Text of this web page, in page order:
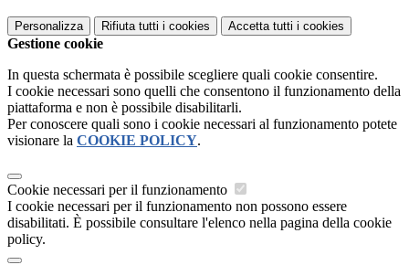
Personalizza Rifiuta tutti i cookies Accetta tutti i cookies
Gestione cookie
In questa schermata è possibile scegliere quali cookie consentire.
I cookie necessari sono quelli che consentono il funzionamento della
piattaforma e non è possibile disabilitarli.
Per conoscere quali sono i cookie necessari al funzionamento potete
visionare la COOKIE POLICY.
Cookie necessari per il funzionamento
I cookie necessari per il funzionamento non possono essere
disabilitati. È possibile consultare l'elenco nella pagina della cookie
policy.